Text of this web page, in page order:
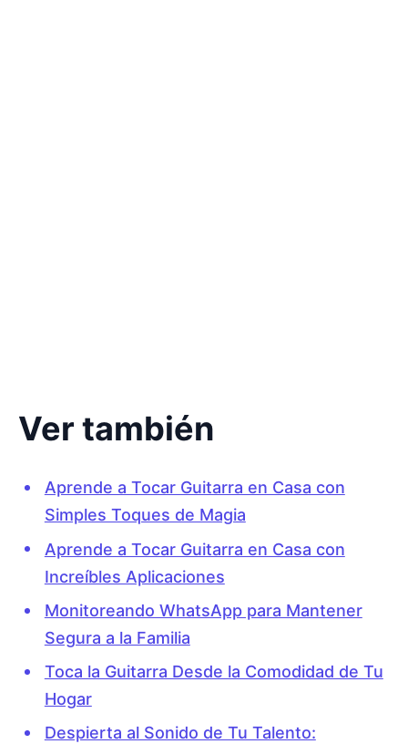
Ver también
Aprende a Tocar Guitarra en Casa con
Simples Toques de Magia
Aprende a Tocar Guitarra en Casa con
Increíbles Aplicaciones
Monitoreando WhatsApp para Mantener
Segura a la Familia
Toca la Guitarra Desde la Comodidad de Tu
Hogar
Despierta al Sonido de Tu Talento: